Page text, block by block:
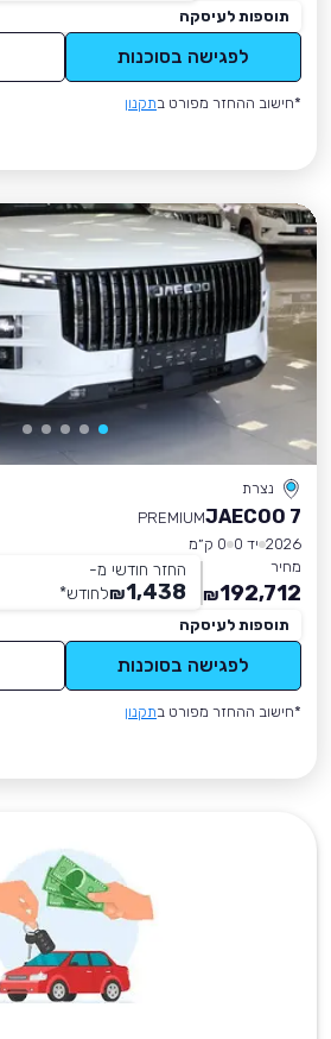
תוספות לעיסקה
לפגישה בסוכנות
*חישוב ההחזר מפורט בתקנון
נצרת
JAECOO 7
PREMIUM
2026 יד 0
0 ק״מ
מחיר
192,712
₪
החזר חודשי מ-
1,438
₪לחודש*
תוספות לעיסקה
לפגישה בסוכנות
*חישוב ההחזר מפורט בתקנון